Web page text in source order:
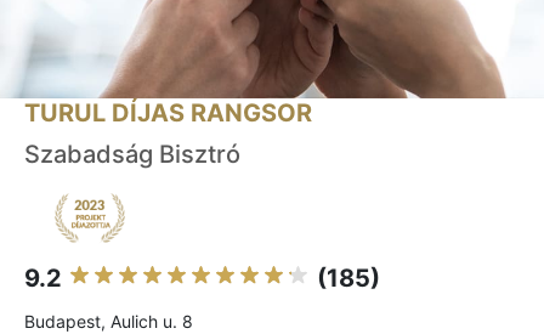
TURUL DÍJAS RANGSOR
Szabadság Bisztró
9.2 (185)
Budapest, Aulich u. 8